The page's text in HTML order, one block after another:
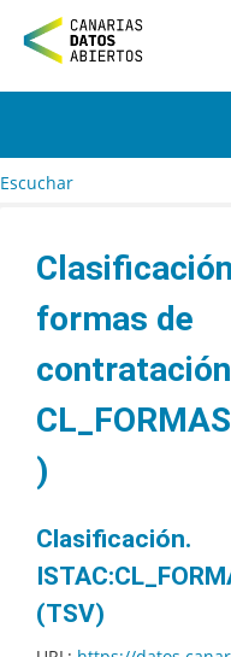
n
tEscuchar
formas de
)
Clasificación.
(TSV)